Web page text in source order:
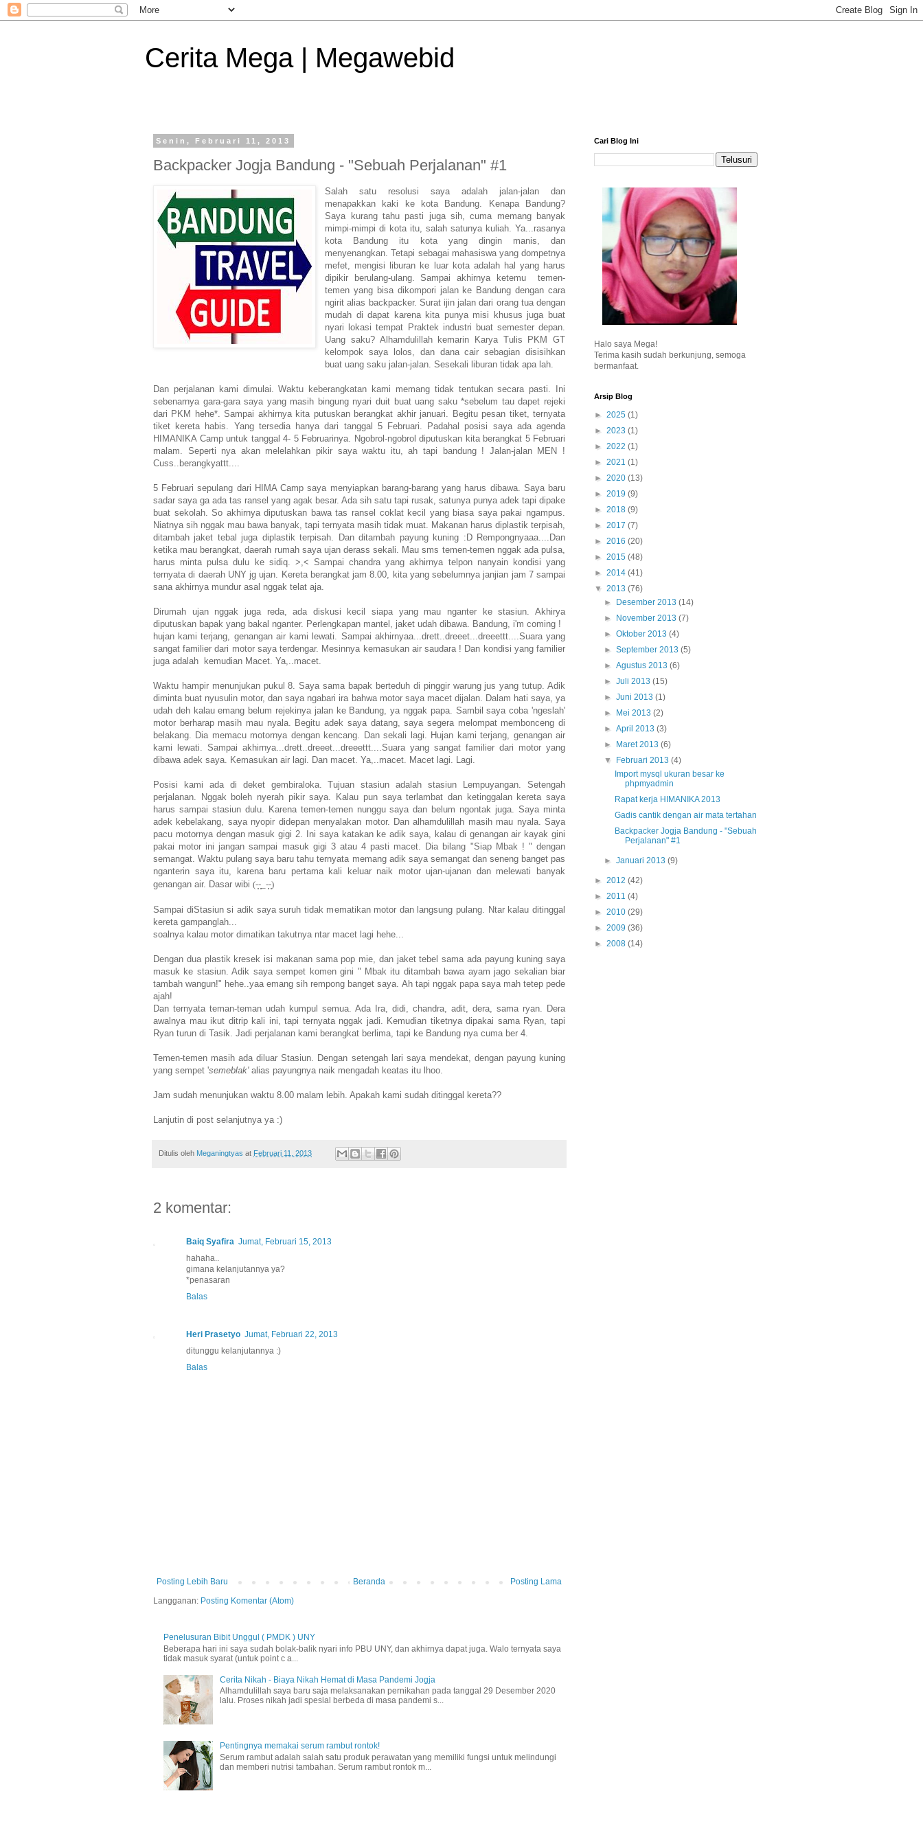
Cerita Mega | Megawebid
Senin, Februari 11, 2013
Backpacker Jogja Bandung - "Sebuah Perjalanan" #1
Salah satu resolusi saya adalah jalan-jalan dan
menapakkan kaki ke kota Bandung. Kenapa Bandung?
Saya kurang tahu pasti juga sih, cuma memang banyak
mimpi-mimpi di kota itu, salah satunya kuliah. Ya...rasanya
kota Bandung itu kota yang dingin manis, dan
menyenangkan. Tetapi sebagai mahasiswa yang dompetnya
mefet, mengisi liburan ke luar kota adalah hal yang harus
dipikir berulang-ulang. Sampai akhirnya ketemu temen-
temen yang bisa dikompori jalan ke Bandung dengan cara
ngirit alias backpacker. Surat ijin jalan dari orang tua dengan
mudah di dapat karena kita punya misi khusus juga buat
nyari lokasi tempat Praktek industri buat semester depan.
Uang saku? Alhamdulillah kemarin Karya Tulis PKM GT
kelompok saya lolos, dan dana cair sebagian disisihkan
buat uang saku jalan-jalan. Sesekali liburan tidak apa lah.
Dan perjalanan kami dimulai. Waktu keberangkatan kami memang tidak tentukan secara pasti. Ini
sebenarnya gara-gara saya yang masih bingung nyari duit buat uang saku *sebelum tau dapet rejeki
dari PKM hehe*. Sampai akhirnya kita putuskan berangkat akhir januari. Begitu pesan tiket, ternyata
tiket kereta habis. Yang tersedia hanya dari tanggal 5 Februari. Padahal posisi saya ada agenda
HIMANIKA Camp untuk tanggal 4- 5 Februarinya. Ngobrol-ngobrol diputuskan kita berangkat 5 Februari
malam. Seperti nya akan melelahkan pikir saya waktu itu, ah tapi bandung ! Jalan-jalan MEN !
Cuss..berangkyattt....
5 Februari sepulang dari HIMA Camp saya menyiapkan barang-barang yang harus dibawa. Saya baru
sadar saya ga ada tas ransel yang agak besar. Ada sih satu tapi rusak, satunya punya adek tapi dipake
buat sekolah. So akhirnya diputuskan bawa tas ransel coklat kecil yang biasa saya pakai ngampus.
Niatnya sih nggak mau bawa banyak, tapi ternyata masih tidak muat. Makanan harus diplastik terpisah,
ditambah jaket tebal juga diplastik terpisah. Dan ditambah payung kuning :D Rempongnyaaa....Dan
ketika mau berangkat, daerah rumah saya ujan derass sekali. Mau sms temen-temen nggak ada pulsa,
harus minta pulsa dulu ke sidiq. >,< Sampai chandra yang akhirnya telpon nanyain kondisi yang
ternyata di daerah UNY jg ujan. Kereta berangkat jam 8.00, kita yang sebelumnya janjian jam 7 sampai
sana akhirnya mundur asal nggak telat aja.
Dirumah ujan nggak juga reda, ada diskusi kecil siapa yang mau nganter ke stasiun. Akhirya
diputuskan bapak yang bakal nganter. Perlengkapan mantel, jaket udah dibawa. Bandung, i'm coming !
hujan kami terjang, genangan air kami lewati. Sampai akhirnyaa...drett..dreeet...dreeettt....Suara yang
sangat familier dari motor saya terdengar. Mesinnya kemasukan air saudara ! Dan kondisi yang familier
juga adalah kemudian Macet. Ya,..macet.
Waktu hampir menunjukan pukul 8. Saya sama bapak berteduh di pinggir warung jus yang tutup. Adik
diminta buat nyusulin motor, dan saya ngabari ira bahwa motor saya macet dijalan. Dalam hati saya, ya
udah deh kalau emang belum rejekinya jalan ke Bandung, ya nggak papa. Sambil saya coba 'ngeslah'
motor berharap masih mau nyala. Begitu adek saya datang, saya segera melompat membonceng di
belakang. Dia memacu motornya dengan kencang. Dan sekali lagi. Hujan kami terjang, genangan air
kami lewati. Sampai akhirnya...drett..dreeet...dreeettt....Suara yang sangat familier dari motor yang
dibawa adek saya. Kemasukan air lagi. Dan macet. Ya,..macet. Macet lagi. Lagi.
Posisi kami ada di deket gembiraloka. Tujuan stasiun adalah stasiun Lempuyangan. Setengah
perjalanan. Nggak boleh nyerah pikir saya. Kalau pun saya terlambat dan ketinggalan kereta saya
harus sampai stasiun dulu. Karena temen-temen nunggu saya dan belum ngontak juga. Saya minta
adek kebelakang, saya nyopir didepan menyalakan motor. Dan alhamdulillah masih mau nyala. Saya
pacu motornya dengan masuk gigi 2. Ini saya katakan ke adik saya, kalau di genangan air kayak gini
pakai motor ini jangan sampai masuk gigi 3 atau 4 pasti macet. Dia bilang "Siap Mbak ! " dengan
semangat. Waktu pulang saya baru tahu ternyata memang adik saya semangat dan seneng banget pas
nganterin saya itu, karena baru pertama kali keluar naik motor ujan-ujanan dan melewati banyak
genangan air. Dasar wibi (-̩̩̩-̩̩̩_-̩̩̩-̩̩̩)
Sampai diStasiun si adik saya suruh tidak mematikan motor dan langsung pulang. Ntar kalau ditinggal
kereta gampanglah...
soalnya kalau motor dimatikan takutnya ntar macet lagi hehe...
Dengan dua plastik kresek isi makanan sama pop mie, dan jaket tebel sama ada payung kuning saya
masuk ke stasiun. Adik saya sempet komen gini " Mbak itu ditambah bawa ayam jago sekalian biar
tambah wangun!" hehe..yaa emang sih rempong banget saya. Ah tapi nggak papa saya mah tetep pede
ajah!
Dan ternyata teman-teman udah kumpul semua. Ada Ira, didi, chandra, adit, dera, sama ryan. Dera
awalnya mau ikut ditrip kali ini, tapi ternyata nggak jadi. Kemudian tiketnya dipakai sama Ryan, tapi
Ryan turun di Tasik. Jadi perjalanan kami berangkat berlima, tapi ke Bandung nya cuma ber 4.
Temen-temen masih ada diluar Stasiun. Dengan setengah lari saya mendekat, dengan payung kuning
yang sempet 'semeblak' alias payungnya naik mengadah keatas itu lhoo.
Jam sudah menunjukan waktu 8.00 malam lebih. Apakah kami sudah ditinggal kereta??
Lanjutin di post selanjutnya ya :)
Ditulis oleh Meganingtyas at Februari 11, 2013
2 komentar:
Baiq Syafira Jumat, Februari 15, 2013
hahaha..
gimana kelanjutannya ya?
*penasaran
Balas
Heri Prasetyo Jumat, Februari 22, 2013
ditunggu kelanjutannya :)
Balas
Posting Lebih Baru Posting Lama
Beranda
Langganan: Posting Komentar (Atom)
Penelusuran Bibit Unggul ( PMDK ) UNY
Beberapa hari ini saya sudah bolak-balik nyari info PBU UNY, dan akhirnya dapat juga. Walo ternyata saya
tidak masuk syarat (untuk point c a...
Cerita Nikah - Biaya Nikah Hemat di Masa Pandemi Jogja
Alhamdulillah saya baru saja melaksanakan pernikahan pada tanggal 29 Desember 2020
lalu. Proses nikah jadi spesial berbeda di masa pandemi s...
Pentingnya memakai serum rambut rontok!
Serum rambut adalah salah satu produk perawatan yang memiliki fungsi untuk melindungi
dan memberi nutrisi tambahan. Serum rambut rontok m...
Cari Blog Ini
Halo saya Mega!
Terima kasih sudah berkunjung, semoga
bermanfaat.
Arsip Blog
► 2025 (1)
► 2023 (1)
► 2022 (1)
► 2021 (1)
► 2020 (13)
► 2019 (9)
► 2018 (9)
► 2017 (7)
► 2016 (20)
► 2015 (48)
► 2014 (41)
▼ 2013 (76)
►
Desember 2013(14)
►
November 2013(7)
►Oktober 2013(4)
►September 2013(5)
►Agustus 2013(6)
►Juli 2013(15)
►Juni 2013(1)
►
Mei 2013(2)
►April 2013(3)
►
Maret 2013(6)
▼
Februari 2013(4)
Import mysql ukuran besar ke
phpmyadmin
Rapat kerja HIMANIKA 2013
Gadis cantik dengan air mata tertahan
Backpacker Jogja Bandung - "Sebuah
Perjalanan" #1
►Januari 2013(9)
► 2012 (42)
► 2011 (4)
► 2010 (29)
► 2009 (36)
► 2008 (14)